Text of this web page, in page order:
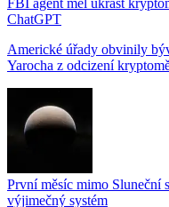
FBI agent měl ukrást
ChatGPT
Americké úřady obvinily
Yarocha z odcizení
První měsíc mimo Sluneční
výjimečný systém